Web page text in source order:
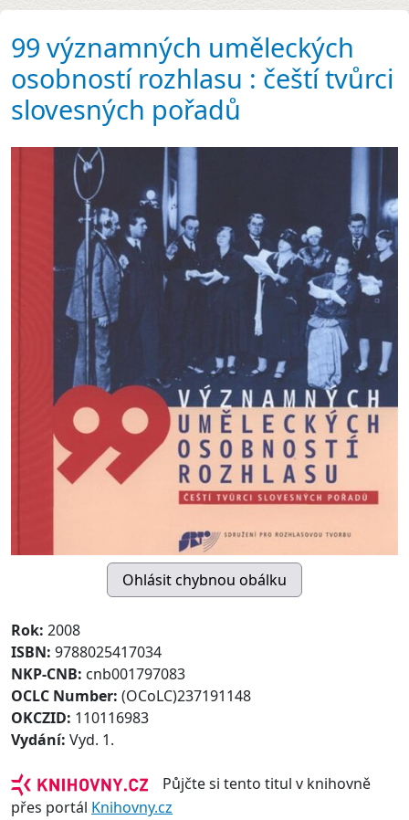
99 významných uměleckých
osobností rozhlasu : čeští tvůrci
slovesných pořadů
Rok: 2008
ISBN: 9788025417034
NKP-CNB: cnb001797083
OCLC Number: (OCoLC)237191148
OKCZID: 110116983
Vydání: Vyd. 1.
Půjčte si tento titul v knihovně
přes portál Knihovny.cz